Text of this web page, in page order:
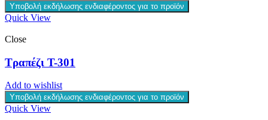
Υποβολή εκδήλωσης ενδιαφέροντος για το προϊόν
Quick View
Close
Τραπέζι T-301
Add to wishlist
Υποβολή εκδήλωσης ενδιαφέροντος για το προϊόν
Quick View